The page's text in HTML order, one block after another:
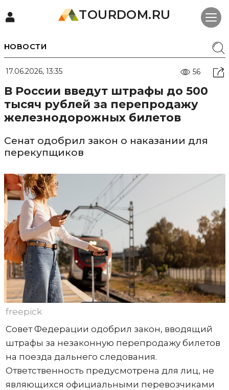
TOURDOM.RU
НОВОСТИ
17.06.2026, 13:35 56
В России введут штрафы до 500
тысяч рублей за перепродажу
железнодорожных билетов
Сенат одобрил закон о наказании для
перекупщиков
freepick
Совет Федерации одобрил закон, вводящий
штрафы за незаконную перепродажу билетов
на поезда дальнего следования.
Ответственность предусмотрена для лиц, не
являющихся официальными перевозчиками